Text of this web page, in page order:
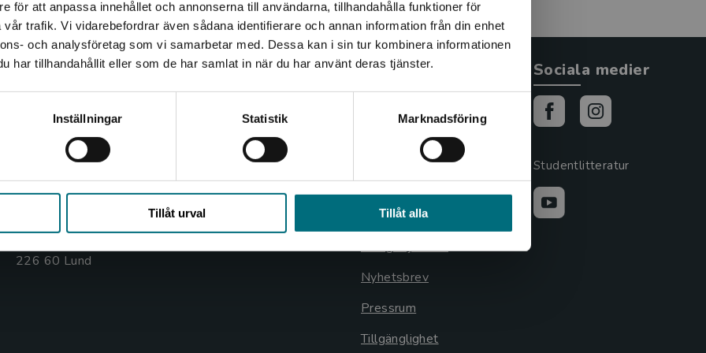
för att anpassa innehållet och annonserna till användarna, tillhandahålla funktioner för
trafik. Vi vidarebefordrar även sådana identifierare och annan information från din enhet
och analysföretag som vi samarbetar med. Dessa kan i sin tur kombinera informationen
har tillhandahållit eller som de har samlat in när du har använt deras tjänster.
Inställningar Statistik Marknadsföring
Tillåt urval Tillåt alla
Det verkar som att du besöker nyponochviljaforlag.se via
en enhet utanför Sverige. Vi erbjuder inte leveranser
utanför Sverige. För att kunna slutföra ett köp måste
leveransadressen vara i Sverige.
Kontakta oss
046-31 20 00
221 00 Lund
Kundservice
046-31 21 00
Frågor och svar
Köpvillkor
Allmänna länkar
Cookieinställningar
GDPR och
personuppgifter
Lediga tjänster
Nyhetsbrev
Pressrum
Tillgänglighet
Sociala medier
Studentlitteratur